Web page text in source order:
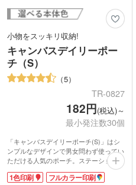
小物をスッキリ収納!
キャンバスデイリーポー
チ（S）
5
TR-0827
182円(税込)～
最小発注数30個
「キャンバスデイリーポーチ(S)」はシ
ンプルなデザインで男女問わず使ってい
ただける人気のポーチ。ステーショナリ
ーや小物をまとめて収納できます。
キャンバス生地にロゴを入れてオリジナ
1色印刷 フルカラー印刷